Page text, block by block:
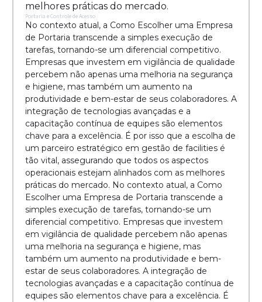
melhores práticas do mercado.
Portaria e Controle de Acesso
No contexto atual, a Como Escolher uma Empresa
de Portaria transcende a simples execução de
tarefas, tornando-se um diferencial competitivo.
Empresas que investem em vigilância de qualidade
percebem não apenas uma melhoria na segurança
e higiene, mas também um aumento na
produtividade e bem-estar de seus colaboradores. A
integração de tecnologias avançadas e a
capacitação contínua de equipes são elementos
chave para a excelência. É por isso que a escolha de
um parceiro estratégico em gestão de facilities é
tão vital, assegurando que todos os aspectos
operacionais estejam alinhados com as melhores
práticas do mercado. No contexto atual, a Como
Escolher uma Empresa de Portaria transcende a
simples execução de tarefas, tornando-se um
diferencial competitivo. Empresas que investem
em vigilância de qualidade percebem não apenas
uma melhoria na segurança e higiene, mas
também um aumento na produtividade e bem-
estar de seus colaboradores. A integração de
tecnologias avançadas e a capacitação contínua de
equipes são elementos chave para a excelência. É